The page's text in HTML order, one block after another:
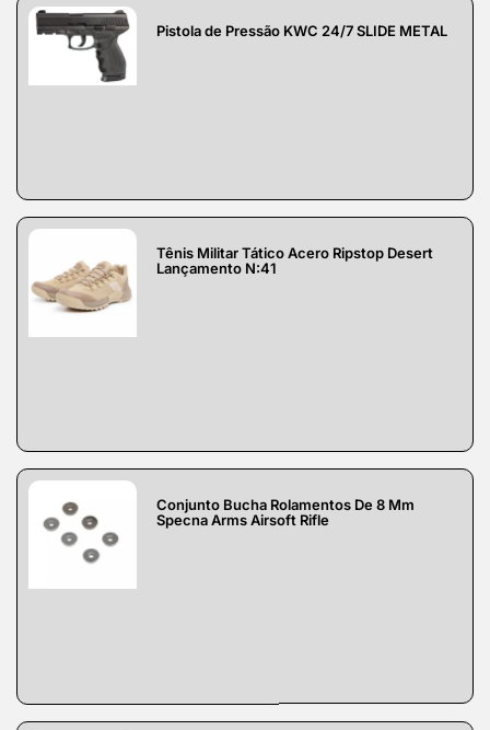
Pistola de Pressão KWC 24/7 SLIDE METAL
Tênis Militar Tático Acero Ripstop Desert
Lançamento N:41
Conjunto Bucha Rolamentos De 8 Mm
Specna Arms Airsoft Rifle